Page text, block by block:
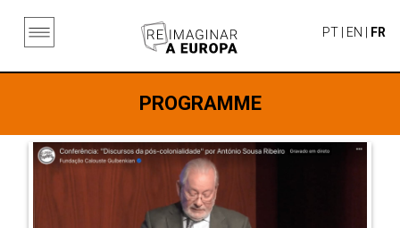
PT| EN FR
PROGRAMME